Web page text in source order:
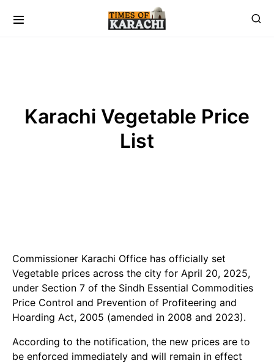
Karachi Vegetable Price
List
Commissioner Karachi Office has officially set
Vegetable prices across the city for April 20, 2025,
under Section 7 of the Sindh Essential Commodities
Price Control and Prevention of Profiteering and
Hoarding Act, 2005 (amended in 2008 and 2023).
According to the notification, the new prices are to
be enforced immediately and will remain in effect